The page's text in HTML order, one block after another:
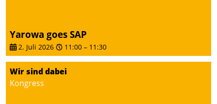
Yarowa goes SAP
2. Juli 2026 11:00 – 11:30
Wir sind dabei
Kongress